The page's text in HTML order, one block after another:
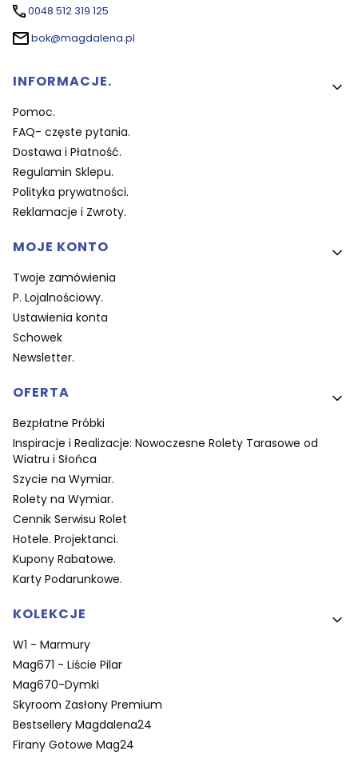
0048 512 319 125
bok@magdalena.pl
Linki w stopce
INFORMACJE.
Pomoc.
FAQ- częste pytania.
Dostawa i Płatność.
Regulamin Sklepu.
Polityka prywatności.
Reklamacje i Zwroty.
MOJE KONTO
Twoje zamówienia
P. Lojalnościowy.
Ustawienia konta
Schowek
Newsletter.
OFERTA
Bezpłatne Próbki
Inspiracje i Realizacje: Nowoczesne Rolety Tarasowe od
Wiatru i Słońca
Szycie na Wymiar.
Rolety na Wymiar.
Cennik Serwisu Rolet
Hotele. Projektanci.
Kupony Rabatowe.
Karty Podarunkowe.
KOLEKCJE
W1 - Marmury
Mag671 - Liście Pilar
Mag670-Dymki
Skyroom Zasłony Premium
Bestsellery Magdalena24
Firany Gotowe Mag24